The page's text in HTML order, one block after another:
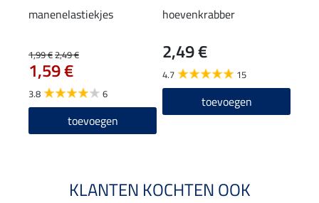
manenelastiekjes
1,99 €2,49 €
1,59 €
3.8 6
toevoegen
hoevenkrabber
2,49 €
4.7 15
toevoegen
KLANTEN KOCHTEN OOK